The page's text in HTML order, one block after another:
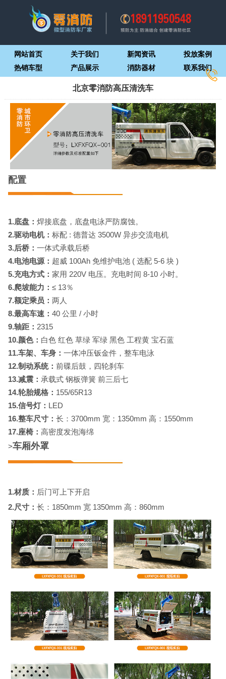
网站首页 关于我们 新闻资讯
投放案例
热销车型
产品展示 消防器材 联系我们
北京零消防高压清洗车
配置
1.底盘： 焊接底盘，底盘电泳严防腐蚀。
2.驱动电机： 标配 : 德普达 3500W 异步交流电机
3.后桥： 一体式承载后桥
4.电池电源： 超威 100Ah 免维护电池 ( 选配 5-6 块 )
5.充电方式： 家用 220V 电压。充电时间 8-10 小时。
6.爬坡能力： ≤ 13％
7.额定乘员： 两人
8.最高车速： 40 公里 / 小时
9.轴距： 2315
10.颜色： 白色 红色 草绿 军绿 黑色 工程黄 宝石蓝
11.车架、车身： 一体冲压钣金件，整车电泳
12.制动系统： 前碟后鼓，四轮刹车
13.减震： 承载式 钢板弹簧 前三后七
14.轮胎规格： 155/65R13
15.信号灯： LED
16.整车尺寸： 长：3700mm 宽：1350mm 高：1550mm
17.座椅： 高密度发泡海绵
>车厢外罩
1.材质： 后门可上下开启
2.尺寸： 长：1850mm 宽 1350mm 高：860mm